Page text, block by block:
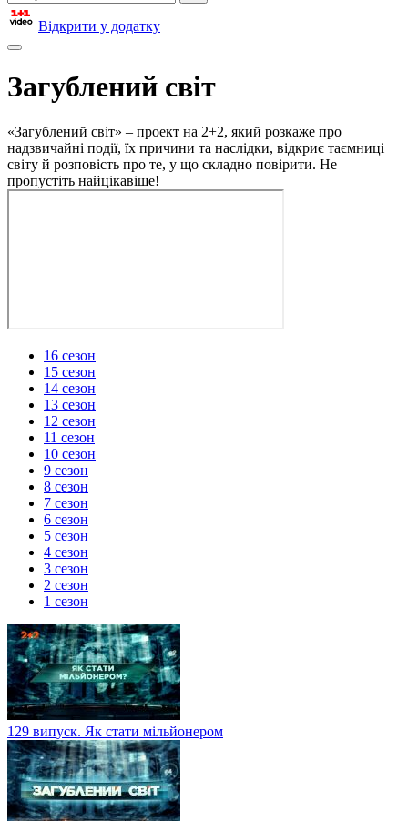
Відкрити у додатку
Загублений світ
«Загублений світ» – проект на 2+2, який розкаже про
надзвичайні події, їх причини та наслідки, відкриє таємниці
світу й розповість про те, у що складно повірити. Не
пропустіть найцікавіше!
16 сезон
15 сезон
14 сезон
13 сезон
12 сезон
11 сезон
10 сезон
9 сезон
8 сезон
7 сезон
6 сезон
5 сезон
4 сезон
3 сезон
2 сезон
1 сезон
129 випуск. Як стати мільйонером